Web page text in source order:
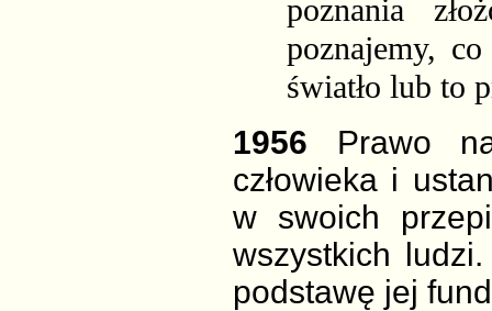
poznania
poznajemy,
światło lub to
1956 Prawo
człowieka i
w swoich
wszystkich
podstawę jej